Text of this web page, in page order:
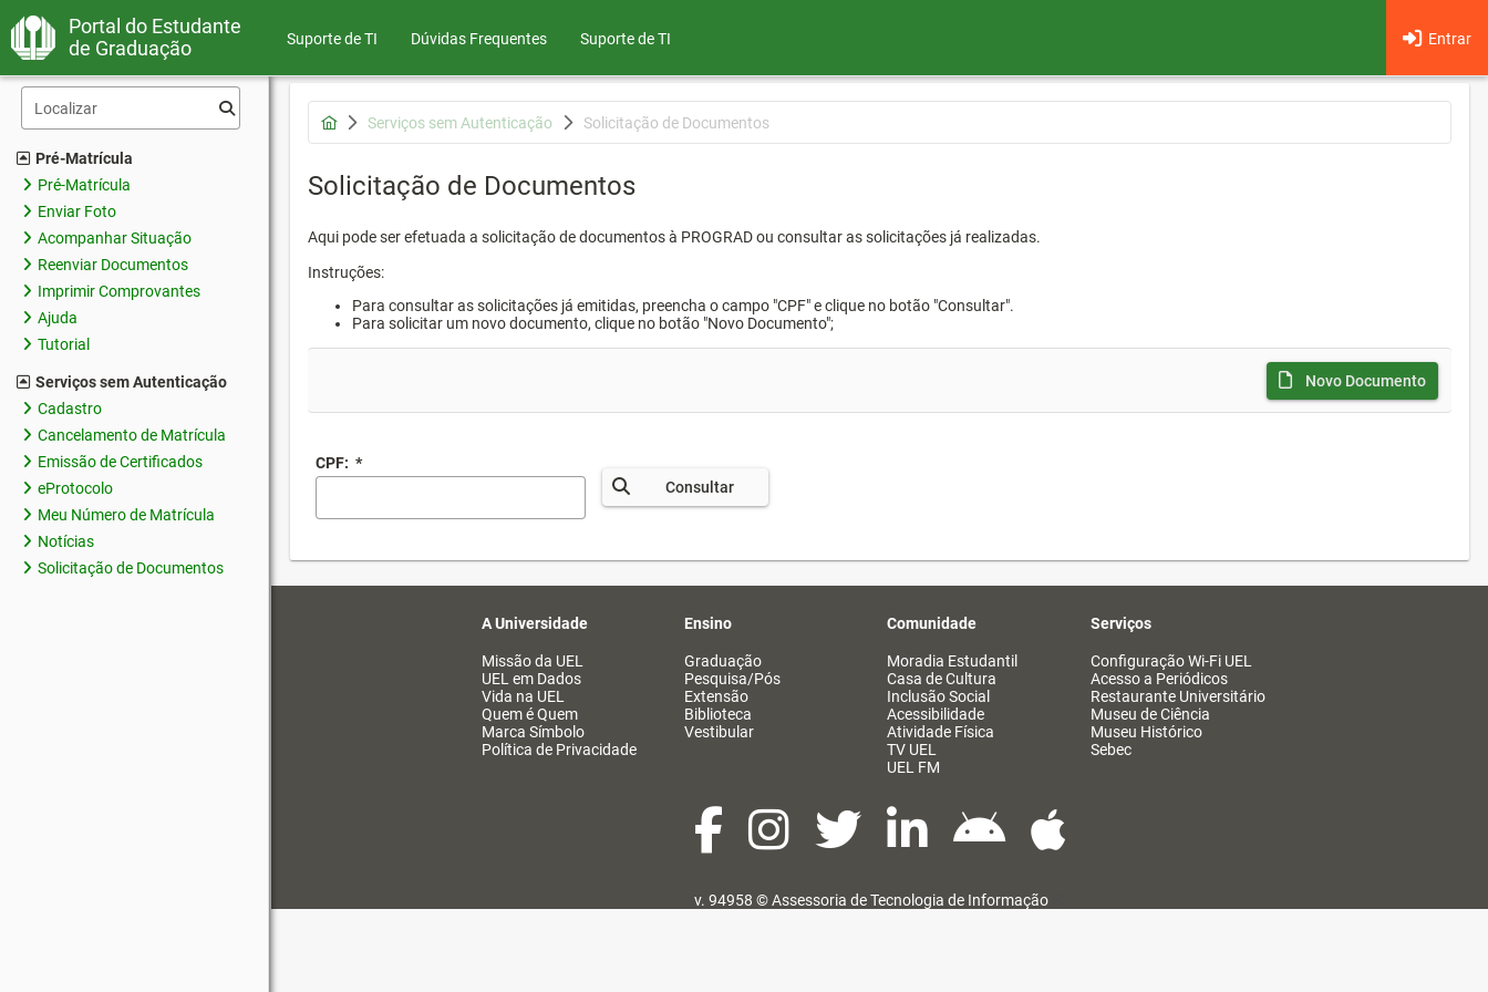
Portal do Estudante
de Graduação
Suporte de TI Dúvidas Frequentes Entrar
Suporte de TI
Pré-Matrícula
Pré-Matrícula
Enviar Foto
Acompanhar Situação
Reenviar Documentos
Imprimir Comprovantes
Ajuda
Tutorial
Serviços sem Autenticação
Cadastro
Cancelamento de Matrícula
Emissão de Certificados
eProtocolo
Meu Número de Matrícula
Notícias
Solicitação de Documentos
Serviços sem Autenticação Solicitação de Documentos
Solicitação de Documentos
Aqui pode ser efetuada a solicitação de documentos à PROGRAD ou consultar as solicitações já realizadas.
Instruções:
Para consultar as solicitações já emitidas, preencha o campo "CPF" e clique no botão "Consultar".
Para solicitar um novo documento, clique no botão "Novo Documento";
Novo Documento
CPF: *
Consultar
A Universidade
Missão da UEL
UEL em Dados
Vida na UEL
Quem é Quem
Marca Símbolo
Política de Privacidade
Ensino
Graduação
Pesquisa/Pós
Extensão
Biblioteca
Vestibular
Comunidade
Moradia Estudantil
Casa de Cultura
Inclusão Social
Acessibilidade
Atividade Física
TV UEL
UEL FM
Serviços
Configuração Wi-Fi UEL
Acesso a Periódicos
Restaurante Universitário
Museu de Ciência
Museu Histórico
Sebec
v. 94958 ©Assessoria de Tecnologia de Informação